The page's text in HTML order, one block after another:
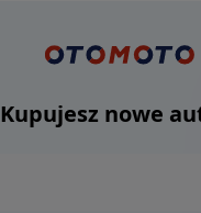
Kupujesz nowe